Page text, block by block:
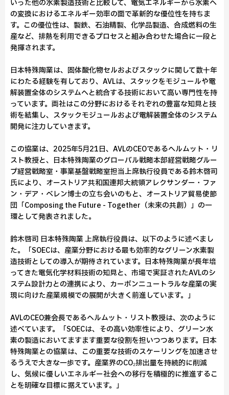
いった他の水素製造技術と比較して、電気エネルギーから水素へ
の変換におけるエネルギー効率の面で革新的な優位性を持ちま
す。この優位性は、製鉄、石油精製、化学品製造、合成燃料の生
産など、排熱を利用できるプロセスと組み合わせた場合に一段と
発揮されます。
日本特殊陶業は、固体酸化物セルおよびスタックに関して数十年
にわたる経験を有しており、AVLは、スタックをモジュールや電
解装置全体のシステムへと統合する技術において高い専門性を持
っています。両社はこの分野におけるそれぞれの豊富な知見と技
術を結集し、スタックモジュールおよび電解装置全体のシステム
開発に注力していきます。
この協業は、2025年5月21日、AVLのCEOであるヘルムット・リ
スト教授と、日本特殊陶業のグローバル戦略本部経営戦略グルー
プ経営戦略室・事業基盤戦略室担当上席執行役員である鈴木啓司
氏により、オーストリア共和国連邦大統領アレクサンダー・ファ
ン・デア・ベレン博士の立ち会いのもと、オーストリア貿易使節
団「Composing the Future - Together（未来の共創）」の一
環として発表されました。
鈴木啓司 日本特殊陶業 上席執行役員は、以下のように述べまし
た。「SOECは、産業分野における最も効率的なグリーン水素製
造技術としての導入が期待されています。日本特殊陶業が長年培
ってきた電気化学材料技術の知見と、市場で実証されたAVLのシ
ステム設計力との連携により、カーボンニュートラルな産業の実
現に向けた産業規模での展開が大きく前進しています。」
AVLのCEO兼会長であるヘルムット・リスト教授は、次のように
述べています。「SOECは、その高い効率性により、グリーン水
素の製造においてますます重要な役割を担いつつあります。日本
特殊陶業との協業は、この重要な技術のスケーリングを加速させ
るうえで大きな一歩です。産業界のCO₂排出量を持続的に削減
し、気候に優しいエネルギー社会への移行を積極的に推進するこ
とを明確な目標に据えています。」